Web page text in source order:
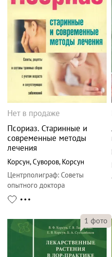
Нет в продаже
Псориаз. Старинные и
современные методы
лечения
Корсун,Суворов, Корсун
Центрполиграф: Советы
опытного доктора
1 фото